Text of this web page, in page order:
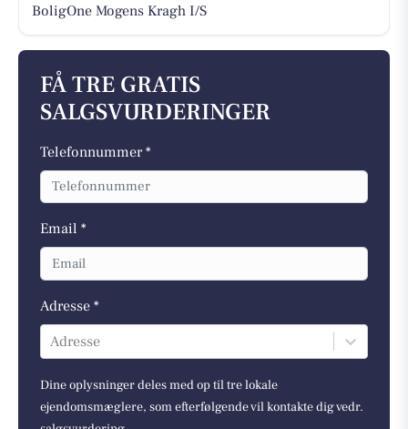
BoligOne Mogens Kragh I/S
FÅ TRE GRATIS
SALGSVURDERINGER
Telefonnummer *
Email *
Adresse *
Adresse
Dine oplysninger deles med op til tre lokale
ejendomsmæglere, som efterfølgende vil kontakte dig vedr.